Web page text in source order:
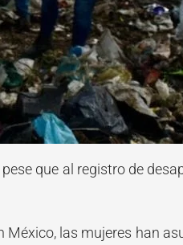
que al registro de
las mujeres han